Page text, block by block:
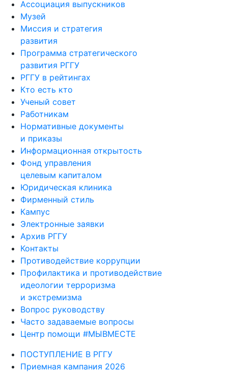
Музей
Миссия и стратегия
развития
Программа стратегического
развития РГГУ
РГГУ в рейтингах
Кто есть кто
Ученый совет
Работникам
Нормативные документы
и приказы
Информационная открытость
Фонд управления
целевым капиталом
Юридическая клиника
Фирменный стиль
Кампус
Электронные заявки
Архив РГГУ
Контакты
Противодействие коррупции
Профилактика и противодействие
идеологии терроризма
и экстремизма
Вопрос руководству
Часто задаваемые вопросы
Центр помощи #МЫВМЕСТЕ
ПОСТУПЛЕНИЕ В РГГУ
Приемная кампания 2026
Дни открытых дверей